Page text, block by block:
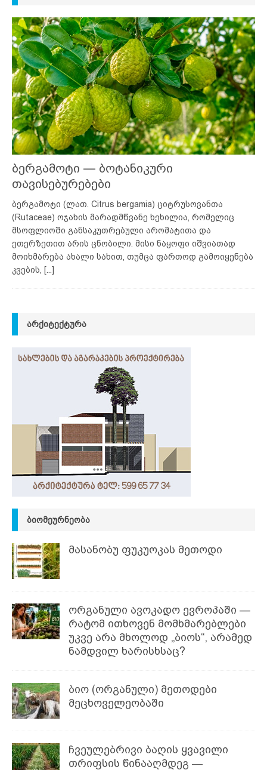
ბერგამოტი — ბოტანიკური
თავისებურებები
ბერგამოტი (ლათ. Citrus bergamia) ციტრუსოვანთა
(Rutaceae) ოჯახის მარადმწვანე ხეხილია, რომელიც
მსოფლიოში განსაკუთრებული არომატითა და
ეთერზეთით არის ცნობილი. მისი ნაყოფი იშვიათად
მოიხმარება ახალი სახით, თუმცა ფართოდ გამოიყენება
კვების,
[...]
ᲐᲠᲥᲘᲢᲔᲥᲢᲣᲠᲐ
ᲑᲘᲝᲛᲔᲣᲠᲜᲔᲝᲑᲐ
მასანობუ ფუკუოკას მეთოდი
ორგანული ავოკადო ევროპაში —
რატომ ითხოვენ მომხმარებლები
უკვე არა მხოლოდ „ბიოს“, არამედ
ნამდვილ ხარისხსაც?
ბიო (ორგანული) მეთოდები
მეცხოველეობაში
ჩვეულებრივი ბაღის ყვავილი
თრიფსის წინააღმდეგ —